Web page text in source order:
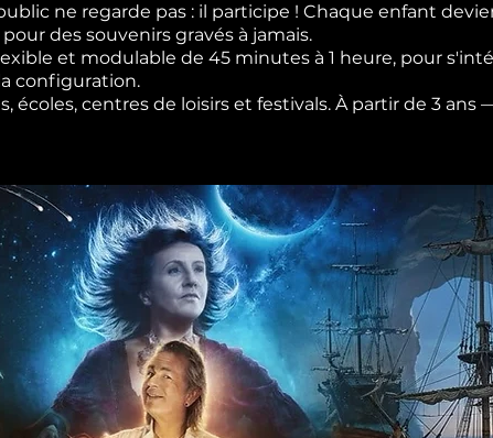
ne regarde pas : il participe ! Chaque enfant
des souvenirs gravés à jamais.
et modulable de 45 minutes à 1 heure, pour
configuration.
écoles, centres de loisirs et festivals. À partir de 3 ans